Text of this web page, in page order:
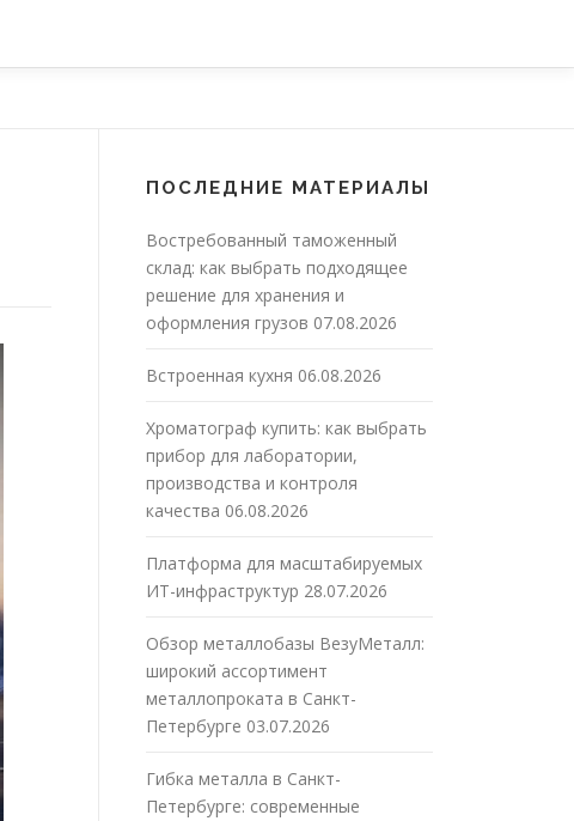
ПОСЛЕДНИЕ МАТЕРИАЛЫ
Востребованный таможенный
склад: как выбрать подходящее
решение для хранения и
оформления грузов 07.08.2026
Встроенная кухня 06.08.2026
Хроматограф купить: как выбрать
прибор для лаборатории,
производства и контроля
качества 06.08.2026
Платформа для масштабируемых
ИТ-инфраструктур 28.07.2026
Обзор металлобазы ВезуМеталл:
широкий ассортимент
металлопроката в Санкт-
Петербурге 03.07.2026
Гибка металла в Санкт-
Петербурге: современные